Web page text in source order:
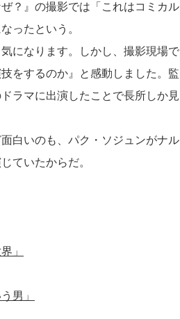
？』の撮影では「これはコミカル
ったという。
になります。しかし、撮影現場で
をするのか』と感動しました。監
ラマに出演したことで長所しか見
白いのも、パク・ソジュンがナル
ていたからだ。
」
男」